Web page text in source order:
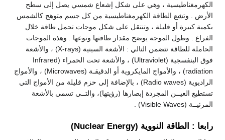
الكهرمغناطيسية ، وهي على شكل إشعاع شمسي يصل إلى سطح
الأرض . وتشع الطاقة الكهرمغناطيسية من كل جسم متوهج كالشمس
بكمية كبيرة أو قليلة ، وتنتقل على شكل موجات تحمل طاقة خلال
الفراغ . وطول الموجة يوضح مقدار طاقتها ونوعها . وهذه الموجات
الحاملة للطاقة تتضمن التالي : الأشعة السينية (X-rays) ، والأشعة
فوق البنفسجية (Ultraviolet) ، والأشعة تحت الحمراء (Infrared
radiation) ، والأمواج المايكروية أو الدقيقـة (Microwaves) ، والأمواج
الراديوية (Radio waves) ، بالإضافة إلى حزم قليلة من الأمواج التي
تستطيع العيــن المجردة إبصارها (رؤيتها)، والتــي تسمى بالأشعة
المرئيــة (Visible Waves) .
رابعا : الطاقة النووية (Nuclear Energy)